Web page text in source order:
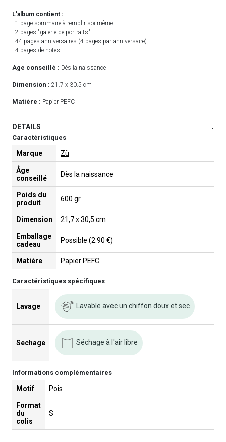
L'album contient :
- 1 page sommaire à remplir soi-même.
- 2 pages "galerie de portraits".
- 44 pages anniversaires (4 pages par anniversaire)
- 4 pages de notes.
Age conseillé : Dès la naissance
Dimension : 21.7 x 30.5 cm
Matière : Papier PEFC
DETAILS -
Caractéristiques
Marque Zü
Âge
conseillé
Dès la naissance
Poids du
produit
600 gr
Dimension 21,7 x 30,5 cm
Emballage
cadeau
Possible (2.90 €)
Matière Papier PEFC
Caractéristiques spécifiques
Lavage Lavable avec un chiffon doux et sec
Sechage Séchage à l'air libre
Informations complémentaires
Motif Pois
Format
du
colis
S